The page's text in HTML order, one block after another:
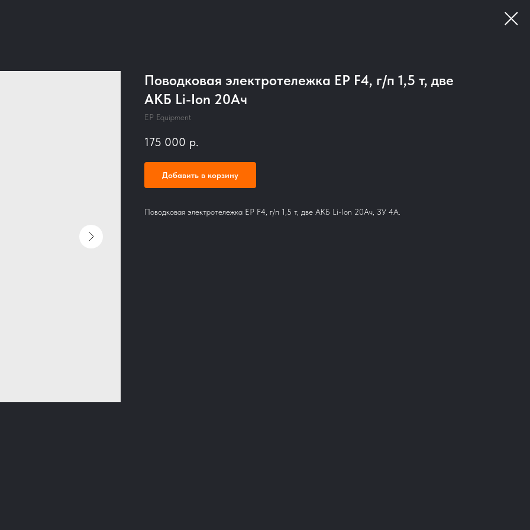
Поводковая электротележка EP F4, г/п 1,5 т, две
АКБ Li-Ion 20Aч
EP Equipment
175 000 р.
Добавить в корзину
Поводковая электротележка EP F4, г/п 1,5 т, две АКБ Li-Ion 20Aч, ЗУ 4А.